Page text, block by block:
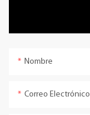
Nombre
Correo Electrónico